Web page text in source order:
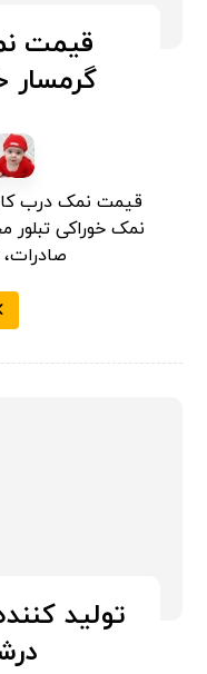
قیمت
گرمسار
قیمت نمک درب
تولید